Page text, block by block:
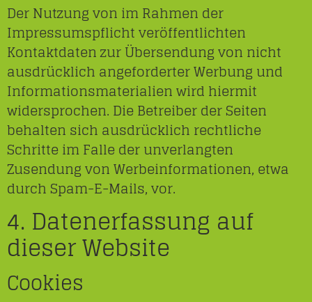
Der Nutzung von im Rahmen der
Impressumspflicht veröffentlichten
Kontaktdaten zur Übersendung von nicht
ausdrücklich angeforderter Werbung und
Informationsmaterialien wird hiermit
widersprochen. Die Betreiber der Seiten
behalten sich ausdrücklich rechtliche
Schritte im Falle der unverlangten
Zusendung von Werbeinformationen, etwa
durch Spam-E-Mails, vor.
4. Datenerfassung auf
dieser Website
Cookies